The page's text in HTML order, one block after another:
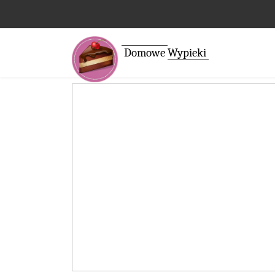
DomoweWypieki